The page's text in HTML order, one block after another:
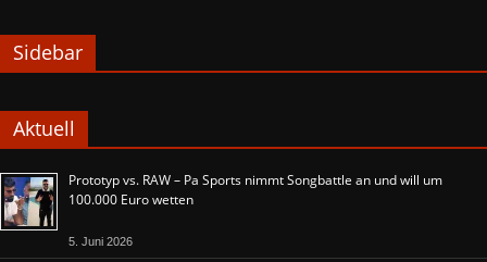
Sidebar
Aktuell
Prototyp vs. RAW – Pa Sports nimmt Songbattle an und will um
100.000 Euro wetten
5. Juni 2026